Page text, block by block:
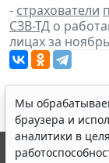
- страхователи
СЗВ-ТД о
лицах за
Мы
браузера и
аналитики в